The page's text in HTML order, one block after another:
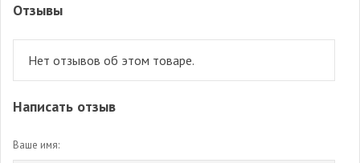
Отзывы
Нет отзывов об этом товаре.
Написать отзыв
Ваше имя: